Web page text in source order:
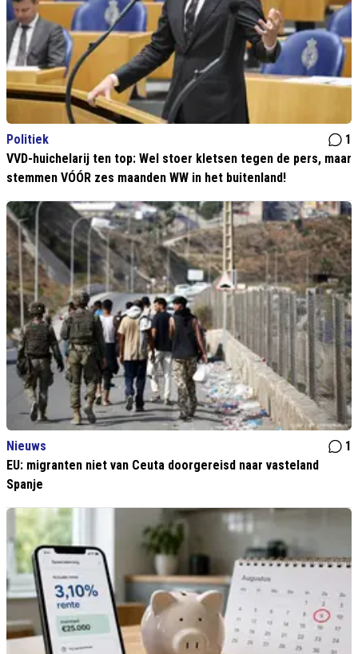
Politiek
1
VVD-huichelarij ten top: Wel stoer kletsen tegen de pers, maar
stemmen VÓÓR zes maanden WW in het buitenland!
Nieuws
1
EU: migranten niet van Ceuta doorgereisd naar vasteland
Spanje